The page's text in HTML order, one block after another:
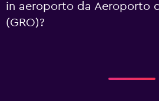
in aeroporto da Aeroporto
(GRO)?